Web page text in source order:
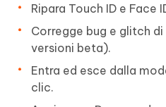
Ripara Touch ID e Face
Corregge bug e glitch di
versioni beta).
Entra ed esce dalla
clic.